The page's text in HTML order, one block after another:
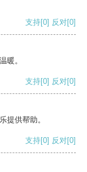
支持[0] 反对[0]
暖。
支持[0] 反对[0]
提供帮助。
支持[0] 反对[0]